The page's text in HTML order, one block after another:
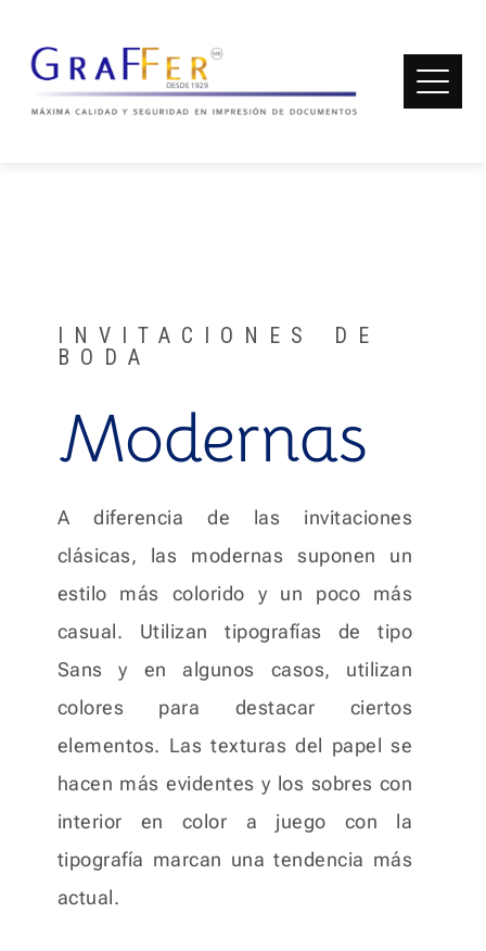
INVITACIONES DE
BODA
Modernas
A diferencia de las invitaciones
clásicas, las modernas suponen un
estilo más colorido y un poco más
casual. Utilizan tipografías de tipo
Sans y en algunos casos, utilizan
colores para destacar ciertos
elementos. Las texturas del papel se
hacen más evidentes y los sobres con
interior en color a juego con la
tipografía marcan una tendencia más
actual.